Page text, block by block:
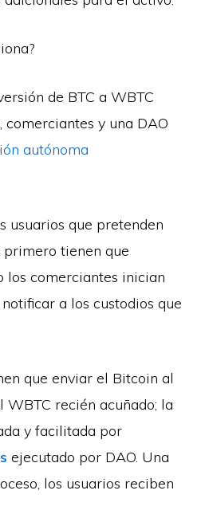
de BTC a WBTC
y una DAO
autónoma
usuarios que pretenden
tienen que
los comerciantes inician
a los custodios que
que enviar el Bitcoin al
recién acuñado; la
y facilitada por
ejecutado por DAO. Una
los usuarios reciben